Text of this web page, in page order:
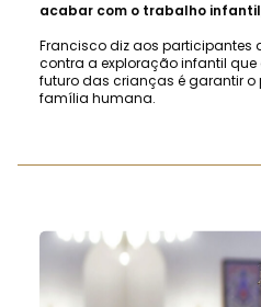
acabar com o trabalho
Francisco diz aos participantes
contra a exploração infantil que
futuro das crianças é garantir o
família humana.